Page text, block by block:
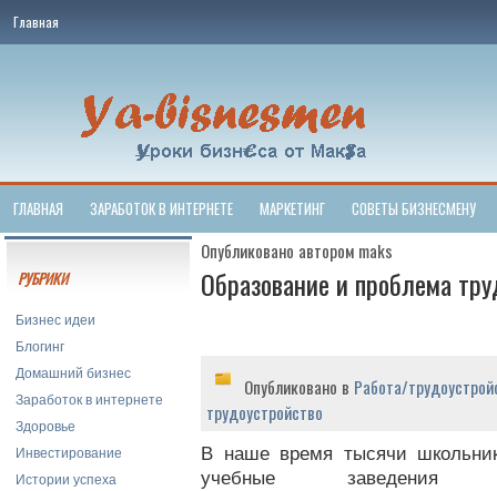
Главная
ГЛАВНАЯ ЗАРАБОТОК В ИНТЕРНЕТЕ МАРКЕТИНГ СОВЕТЫ БИЗНЕСМЕНУ
РУБРИКИ
Бизнес идеи
Блогинг
Домашний бизнес
Заработок в интернете
Здоровье
Инвестирование
Истории успеха
Опубликовано автором maks
Образование и проблема
Опубликовано в Работа/
трудоустройство
В наше время тысячи
учебные